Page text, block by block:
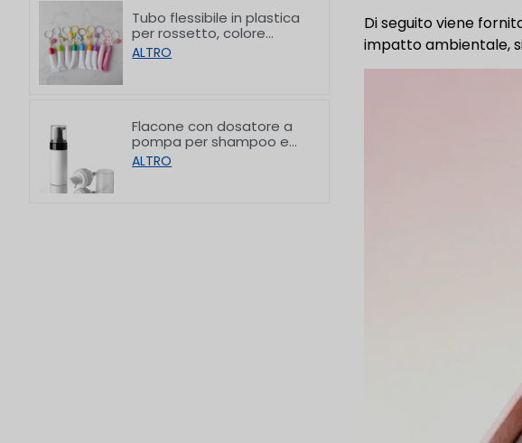
Tubo flessibile in plastica
per rossetto, colore
personalizzato, con
gancio, 8/15 g
ALTRO
Flacone con dosatore a
pompa per shampoo e
detergente viso in PET
con spalla piatta, 150/200
ALTRO
Di seguito viene
impatto ambientale,